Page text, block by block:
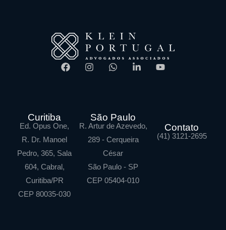
Curitiba
Ed. Opus One,
R. Dr. Manoel
Pedro, 365, Sala
604, Cabral,
Curitiba/PR
CEP 80035-030
São Paulo
R. Artur de Azevedo,
289 - Cerqueira
César
São Paulo - SP
CEP 05404-010
Contato
(41) 3121-2695